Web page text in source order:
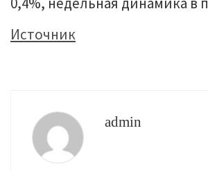
Источник
admin